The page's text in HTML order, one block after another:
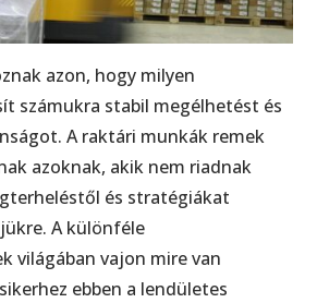
azon, hogy milyen
számukra stabil megélhetést és
A raktári munkák remek
azoknak, akik nem riadnak
és stratégiákat
A különféle
világában vajon mire van
ebben a lendületes